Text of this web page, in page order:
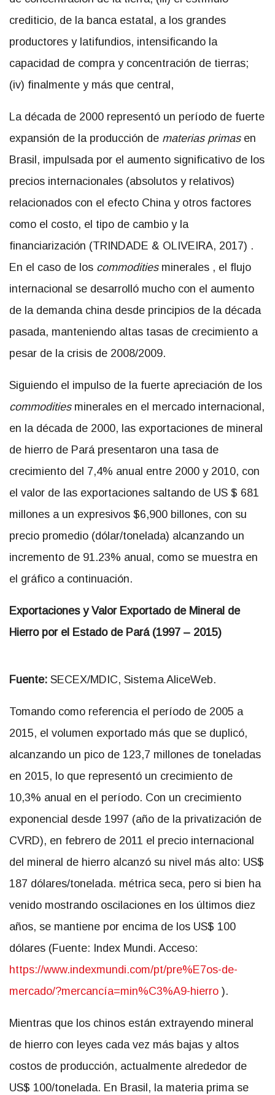
crediticio, de la banca estatal, a los grandes
productores y latifundios, intensificando la
capacidad de compra y concentración de tierras;
(iv) finalmente y más que central,
La década de 2000 representó un período de fuerte
expansión de la producción de materias primasen
Brasil, impulsada por el aumento significativo de los
precios internacionales (absolutos y relativos)
relacionados con el efecto China y otros factores
como el costo, el tipo de cambio y la
financiarización (TRINDADE & OLIVEIRA, 2017) .
En el caso de los commoditiesminerales , el flujo
internacional se desarrolló mucho con el aumento
de la demanda china desde principios de la década
pasada, manteniendo altas tasas de crecimiento a
pesar de la crisis de 2008/2009.
Siguiendo el impulso de la fuerte apreciación de los
commoditiesminerales en el mercado internacional,
en la década de 2000, las exportaciones de mineral
de hierro de Pará presentaron una tasa de
crecimiento del 7,4% anual entre 2000 y 2010, con
el valor de las exportaciones saltando de US $ 681
millones a un expresivos $6,900 billones, con su
precio promedio (dólar/tonelada) alcanzando un
incremento de 91.23% anual, como se muestra en
el gráfico a continuación.
Exportaciones y Valor Exportado de Mineral de
Hierro por el Estado de Pará (1997 – 2015)
Fuente: SECEX/MDIC, Sistema AliceWeb.
Tomando como referencia el período de 2005 a
2015, el volumen exportado más que se duplicó,
alcanzando un pico de 123,7 millones de toneladas
en 2015, lo que representó un crecimiento de
10,3% anual en el período. Con un crecimiento
exponencial desde 1997 (año de la privatización de
CVRD), en febrero de 2011 el precio internacional
del mineral de hierro alcanzó su nivel más alto: US$
187 dólares/tonelada. métrica seca, pero si bien ha
venido mostrando oscilaciones en los últimos diez
años, se mantiene por encima de los US$ 100
dólares (Fuente: Index Mundi. Acceso:
https://www.indexmundi.com/pt/pre%E7os-de-
mercado/?mercancía=min%C3%A9-hierro ).
Mientras que los chinos están extrayendo mineral
de hierro con leyes cada vez más bajas y altos
costos de producción, actualmente alrededor de
US$ 100/tonelada. En Brasil, la materia prima se